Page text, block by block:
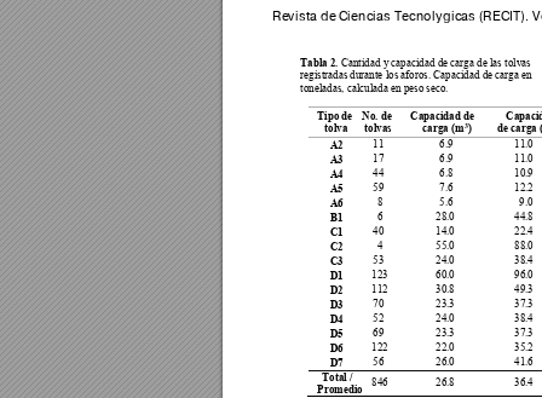
Revista de Ciencias Tecnológicas (RECIT).
Tabla 2. Cantidad y capacidad de carga de las tolvas
registradas durante los aforos. Capacidad de carga en
toneladas, calculada en peso seco.
Tipo de
tolva
No. de
tolvas
Capacidad de
carga (m3)
de carga
A2
11 6.9 11.0
A3 17 6.9 11.0
A4 44 6.8 10.9
A5 59 7.6 12.2
A6 8 5.6 9.0
B1 6 28.0 44.8
C1 40 14.0 22.4
C2 4 55.0 88.0
C3 53 24.0 38.4
D1 123 60.0 96.0
D2 112 30.8 49.3
D3 70 23.3 37.3
D4 52 24.0 38.4
D5 69 23.3 37.3
D6 122 22.0 35.2
D7 56 26.0 41.6
Total /
Promedio 846 26.8 36.4